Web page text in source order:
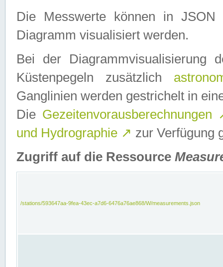
Die Messwerte können in
Diagramm visualisiert werden.
Bei der Diagrammvisualisierung
Küstenpegeln zusätzlich
Ganglinien werden gestrichelt in
Die Gezeitenvorausberechnungen
und Hydrographie ↗ zur Verfügung
Zugriff auf die Ressource
/stations/593647aa-9fea-43ec-a7d6-6476a76ae868/W/measurements.json